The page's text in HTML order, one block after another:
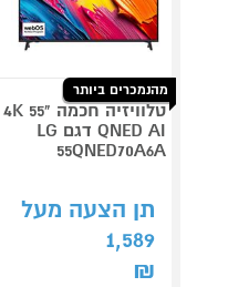
מהנמכרים ביותר
טלוויזיה חכמה "55 4K
QNED AI דגם LG
55QNED70A6A
תן הצעה מעל
1,589
₪